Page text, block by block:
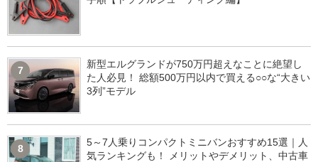
7
新型エルグランドが750万円超えなことに絶望し
た人必見！ 総額500万円以内で買える○○な“大きい
3列”モデル
8
5～7人乗りコンパクトミニバンおすすめ15選｜人
気ランキングも！ メリットやデメリット、中古車